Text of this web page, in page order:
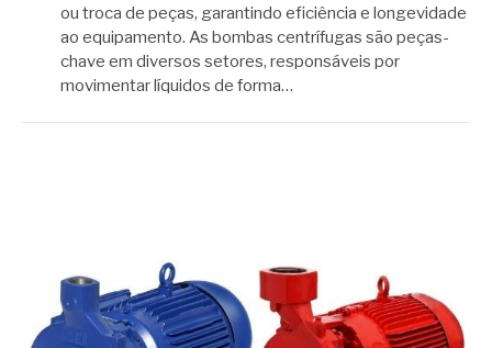
ou troca de peças, garantindo eficiência e longevidade
ao equipamento. As bombas centrífugas são peças-
chave em diversos setores, responsáveis por
movimentar líquidos de forma…